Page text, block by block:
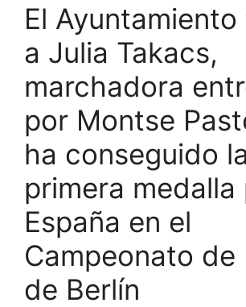
El
a Julia Takacs,
marchadora
por Montse
ha conseguido la
primera medalla
España en el
Campeonato de
de Berlín